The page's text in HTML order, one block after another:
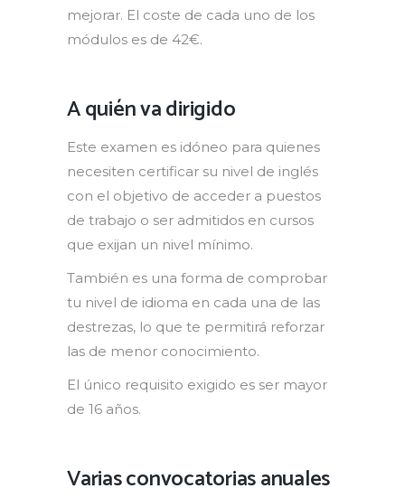
mejorar. El coste de cada uno de los
módulos es de 42€.
A quién va dirigido
Este examen es idóneo para quienes
necesiten certificar su nivel de inglés
con el objetivo de acceder a puestos
de trabajo o ser admitidos en cursos
que exijan un nivel mínimo.
También es una forma de comprobar
tu nivel de idioma en cada una de las
destrezas, lo que te permitirá reforzar
las de menor conocimiento.
El único requisito exigido es ser mayor
de 16 años.
Varias convocatorias anuales